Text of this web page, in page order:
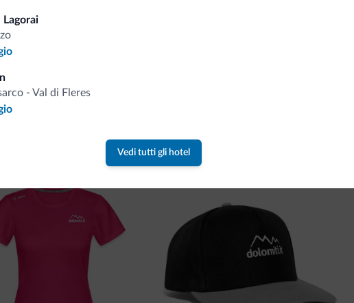
Lagorai
- Val di Fleres
Vedi tutti gli hotel
collezione
firmata Dolomiti.it!